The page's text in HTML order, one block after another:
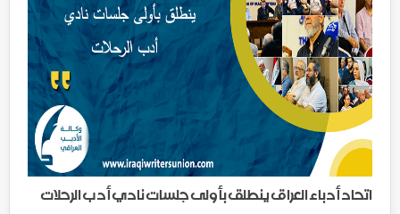
اتحاد أدباء العراق ينطلق بأولى جلسات نادي أدب الرحلات